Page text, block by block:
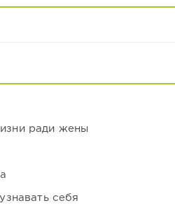
ради жены
себя